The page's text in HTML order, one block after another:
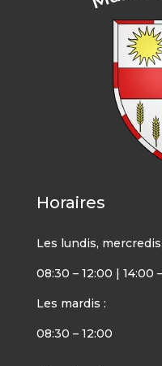
Horaires
Les lundis,
08:30 – 12:00 | 14:00
Les mardis :
08:30 – 12:00